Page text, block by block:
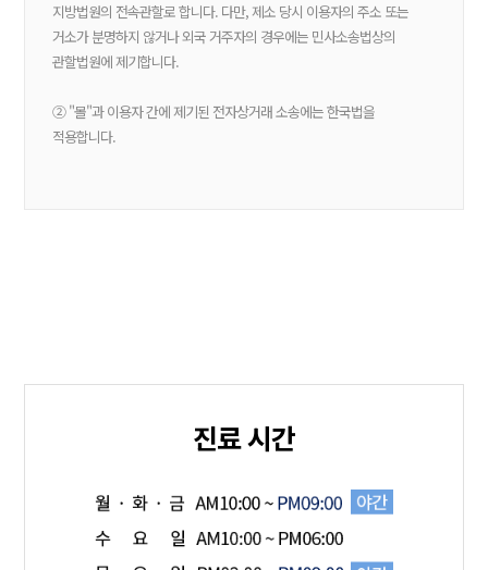
지방법원의 전속관할로 합니다. 다만, 제소 당시 이용자의 주소 또는
거소가 분명하지 않거나 외국 거주자의 경우에는 민사소송법상의
관할법원에 제기합니다.
② "몰"과 이용자 간에 제기된 전자상거래 소송에는 한국법을
적용합니다.
진료 시간